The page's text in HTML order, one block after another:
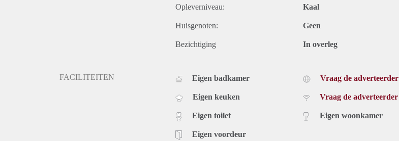
Opleverniveau: Kaal
Huisgenoten: Geen
Bezichtiging In overleg
FACILITEITEN Eigen badkamer
Eigen keuken
Eigen toilet
Eigen voordeur
Vraag de adverteerder
Vraag de adverteerder
Eigen woonkamer